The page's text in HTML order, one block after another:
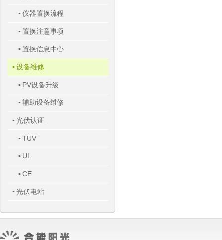
▪ 仪器置换流程
▪ 置换注意事项
▪ 置换信息中心
▪ 设备维修
▪ PV设备升级
▪ 辅助设备维修
▪ 光伏认证
▪ TUV
▪ UL
▪ CE
▪ 光伏电站